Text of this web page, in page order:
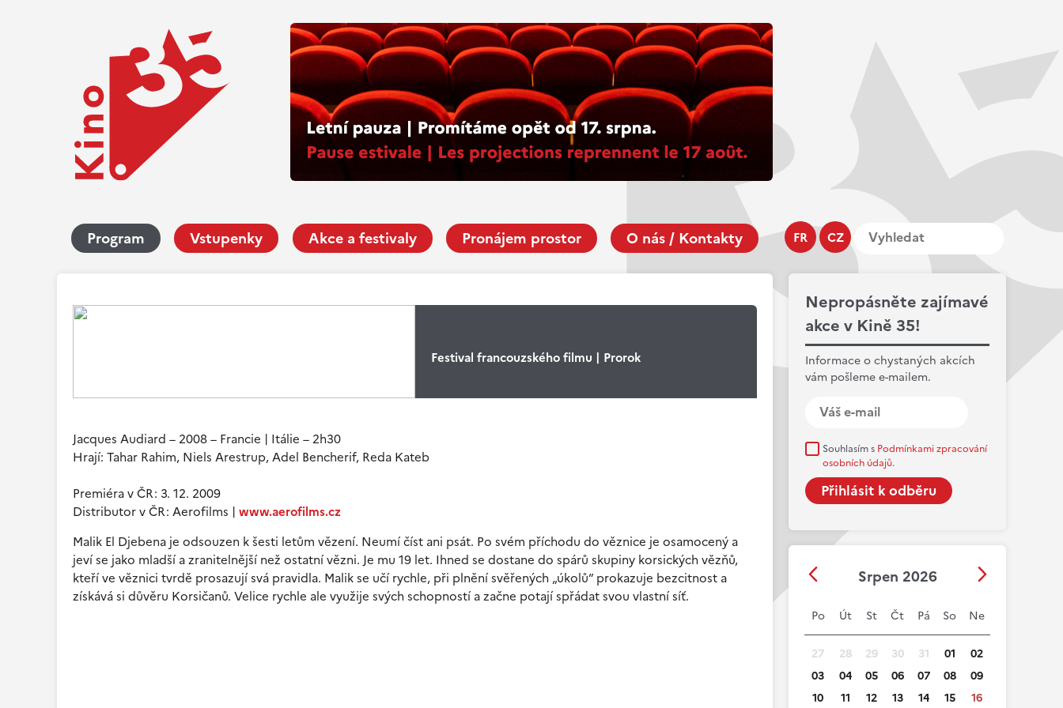
FR CZ
Program Vstupenky Akce a festivaly Pronájem prostor O nás / Kontakty
Nepropásněte zajímavé
akce v Kině 35!
Informace o chystaných akcích
vám pošleme e-mailem.
Souhlasím s Podmínkami zpracování
osobních údajů.
Srpen 2026
Po Út St Čt Pá So Ne
27 28 29 30 31 01
02
03
04 05 06 07 08
09
10
11 12 13 14 15
16
Festival francouzského filmu | Prorok
Jacques Audiard – 2008 – Francie | Itálie – 2h30
Hrají: Tahar Rahim, Niels Arestrup, Adel Bencherif, Reda Kateb
Premiéra v ČR: 3. 12. 2009
Distributor v ČR: Aerofilms | www.aerofilms.cz
Malik El Djebena je odsouzen k šesti letům vězení. Neumí číst ani psát. Po svém příchodu do věznice je osamocený a
jeví se jako mladší a zranitelnější než ostatní vězni. Je mu 19 let. Ihned se dostane do spárů skupiny korsických vězňů,
kteří ve věznici tvrdě prosazují svá pravidla. Malik se učí rychle, při plnění svěřených „úkolů” prokazuje bezcitnost a
získává si důvěru Korsičanů. Velice rychle ale využije svých schopností a začne potají spřádat svou vlastní síť.